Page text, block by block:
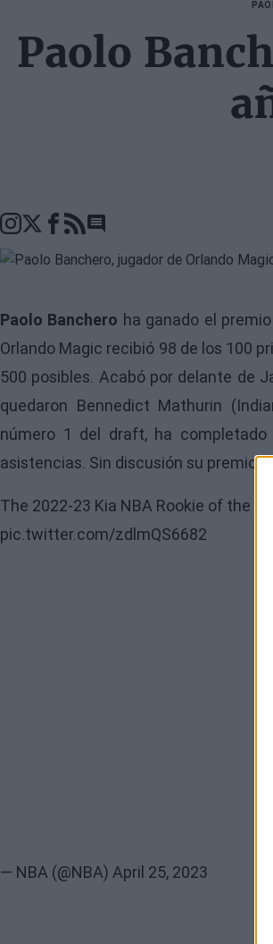
Paolo
Go to comments seciton
Paolo Banchero ha ganado el
Orlando Magic recibió 98 de los 100
500 posibles. Acabó por delante de
quedaron Bennedict Mathurin
número 1 del draft, ha
asistencias. Sin discusión su premio.
The 2022-23 Kia NBA Rookie of the
pic.twitter.com/zdlmQS6682
— NBA (@NBA) April 25, 2023